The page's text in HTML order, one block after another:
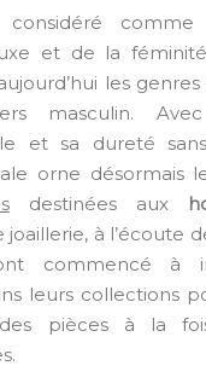
considéré
et de la
les genres
masculin.
et sa dureté
orne désormais
destinées aux
joaillerie, à l’écoute
commencé à
leurs collections
pièces à la